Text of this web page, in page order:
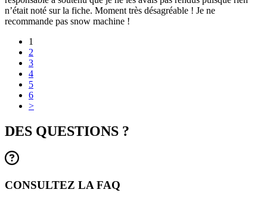
n’était noté sur la fiche. Moment très désagréable ! Je ne
recommande pas snow machine !
1
2
3
4
5
6
>
DES QUESTIONS ?
CONSULTEZ LA FAQ